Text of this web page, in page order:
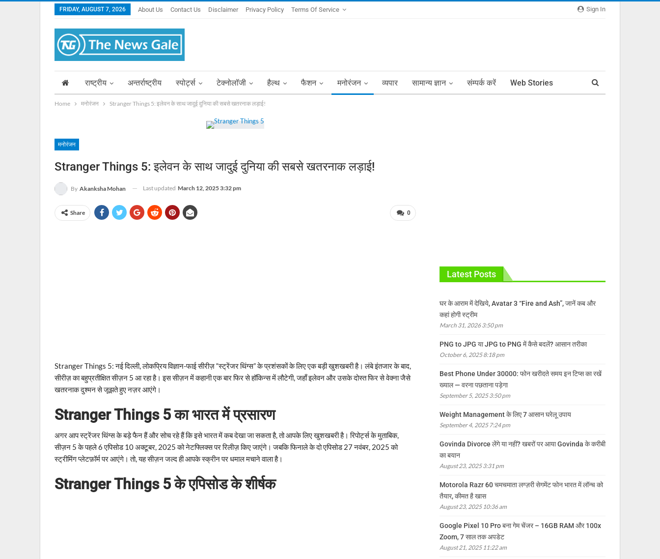
Sign In
FRIDAY, AUGUST 7, 2026 About Us Contact Us Disclaimer Privacy Policy Terms Of Service
राष्ट्रीय अन्तर्राष्ट्रीय स्पोर्ट्स टेक्नोलॉजी हैल्थ फैशन मनोरंजन व्यपार सामान्य ज्ञान संम्पर्क करें Web Stories
Home मनोरंजन Stranger Things 5: इलेवन के साथ जादुई दुनिया की सबसे खतरनाक लड़ाई!
मनोरंजन
Stranger Things 5: इलेवन के साथ जादुई दुनिया की सबसे खतरनाक लड़ाई!
By Akanksha Mohan Last updated March 12, 2025 3:32 pm
0
Share
Stranger Things 5: नई दिल्ली, लोकप्रिय विज्ञान-फाई सीरीज़ “स्ट्रेंजर थिंग्स” के प्रशंसकों के लिए एक बड़ी खुशखबरी है। लंबे इंतजार के बाद,
सीरीज़ का बहुप्रतीक्षित सीज़न 5 आ रहा है। इस सीज़न में कहानी एक बार फिर से हॉकिन्स में लौटेगी, जहाँ इलेवन और उसके दोस्त फिर से वेक्ना जैसे
खतरनाक दुश्मन से जूझते हुए नज़र आएंगे।
Stranger Things 5 का भारत में प्रसारण
अगर आप स्ट्रेंजर थिंग्स के बड़े फैन हैं और सोच रहे हैं कि इसे भारत में कब देखा जा सकता है, तो आपके लिए खुशखबरी है। रिपोर्ट्स के मुताबिक,
सीज़न 5 के पहले 6 एपिसोड 10 अक्टूबर, 2025 को नेटफ्लिक्स पर रिलीज़ किए जाएंगे। जबकि फिनाले के दो एपिसोड 27 नवंबर, 2025 को
स्ट्रीमिंग प्लेटफ़ॉर्म पर आएंगे। तो, यह सीज़न जल्द ही आपके स्क्रीन पर धमाल मचाने वाला है।
Stranger Things 5 के एपिसोड के शीर्षक
Latest Posts
घर के आराम में देखिये, Avatar 3 “Fire and Ash”, जानें कब और
कहां होगी स्ट्रीम
March 31, 2026 3:50 pm
PNG to JPG या JPG to PNG में कैसे बदलें? आसान तरीका
October 6, 2025 8:18 pm
Best Phone Under 30000: फोन खरीदते समय इन टिप्स का रखें
ख्याल — वरना पछताना पड़ेगा
September 5, 2025 3:50 pm
Weight Management के लिए 7 आसान घरेलू उपाय
September 4, 2025 7:24 pm
Govinda Divorce लेंगे या नहीं? खबरों पर आया Govinda के करीबी
का बयान
August 23, 2025 3:31 pm
Motorola Razr 60 चमचमाता लग्ज़री सेगमेंट फोन भारत में लॉन्च को
तैयार, कीमत है खास
August 23, 2025 10:36 am
Google Pixel 10 Pro बना गेम चेंजर – 16GB RAM और 100x
Zoom, 7 साल तक अपडेट
August 21, 2025 11:22 am